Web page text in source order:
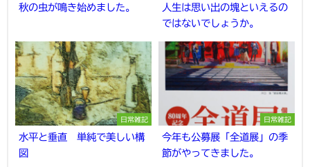
秋の虫が鳴き始めました。
人生は思い出の塊といえるの
ではないでしょうか。
日常雑記
水平と垂直 単純で美しい構
図
日常雑記
今年も公募展「全道展」の季
節がやってきました。